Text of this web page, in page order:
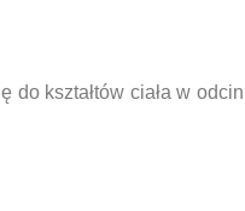
kształtów ciała w